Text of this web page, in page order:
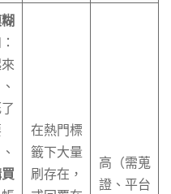
來
在熱門標
籤下大量
刷存在，
高（需蒐
證、平台